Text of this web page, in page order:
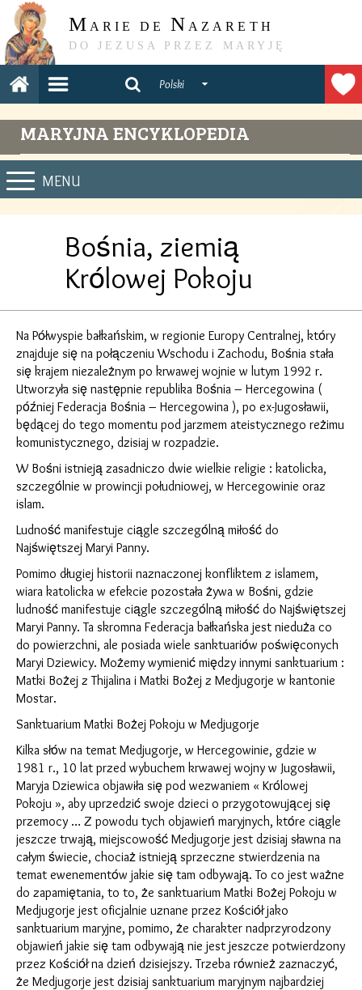
M ARIE DE N AZARETH
DO JEZUSA PRZEZ MARYJĘ
Polski
MARYJNA ENCYKLOPEDIA
MENU
Bośnia, ziemią
Krόlowej Pokoju
Na Pόłwyspie bałkańskim, w regionie Europy Centralnej, ktόry
znajduje się na połączeniu Wschodu i Zachodu, Bośnia stała
się krajem niezależnym po krwawej wojnie w lutym 1992 r.
Utworzyła się następnie republika Bośnia – Hercegowina (
pόźniej Federacja Bośnia – Hercegowina ), po ex-Jugosławii,
będącej do tego momentu pod jarzmem ateistycznego reżimu
komunistycznego, dzisiaj w rozpadzie.
W Bośni istnieją zasadniczo dwie wielkie religie : katolicka,
szczegόlnie w prowincji południowej, w Hercegowinie oraz
islam.
Ludność manifestuje ciągle szczegόlną miłość do
Najświętszej Maryi Panny.
Pomimo długiej historii naznaczonej konfliktem z islamem,
wiara katolicka w efekcie pozostała żywa w Bośni, gdzie
ludność manifestuje ciągle szczegόlną miłość do Najświętszej
Maryi Panny. Ta skromna Federacja bałkańska jest nieduża co
do powierzchni, ale posiada wiele sanktuariόw poświęconych
Maryi Dziewicy. Możemy wymienić między innymi sanktuarium :
Matki Bożej z Thijalina i Matki Bożej z Medjugorje w kantonie
Mostar.
Sanktuarium Matki Bożej Pokoju w Medjugorje
Kilka słόw na temat Medjugorje, w Hercegowinie, gdzie w
1981 r., 10 lat przed wybuchem krwawej wojny w Jugosławii,
Maryja Dziewica objawiła się pod wezwaniem « Krόlowej
Pokoju », aby uprzedzić swoje dzieci o przygotowującej się
przemocy … Z powodu tych objawień maryjnych, ktόre ciągle
jeszcze trwają, miejscowość Medjugorje jest dzisiaj sławna na
całym świecie, chociaż istnieją sprzeczne stwierdzenia na
temat ewenementόw jakie się tam odbywają. To co jest ważne
do zapamiętania, to to, że sanktuarium Matki Bożej Pokoju w
Medjugorje jest oficjalnie uznane przez Kościόł jako
sanktuarium maryjne, pomimo, że charakter nadprzyrodzony
objawień jakie się tam odbywają nie jest jeszcze potwierdzony
przez Kościόł na dzień dzisiejszy. Trzeba rόwnież zaznaczyć,
że Medjugorje jest dzisiaj sanktuarium maryjnym najbardziej